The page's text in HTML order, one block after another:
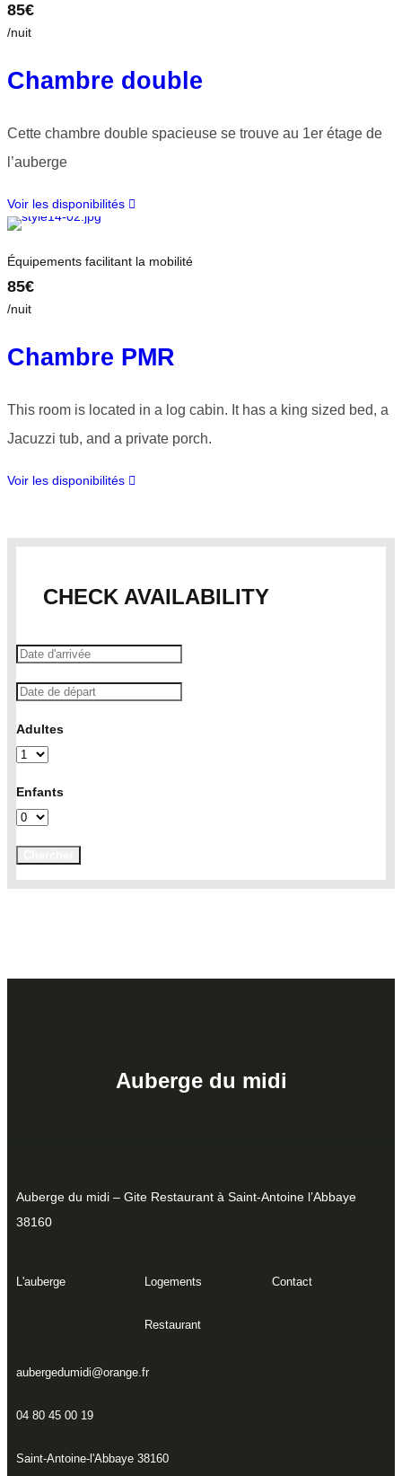
85€
/nuit
Chambre double
Cette chambre double spacieuse se trouve au 1er étage de
l’auberge
Voir les disponibilités
Équipements facilitant la mobilité
85€
/nuit
Chambre PMR
This room is located in a log cabin. It has a king sized bed, a
Jacuzzi tub, and a private porch.
Voir les disponibilités
CHECK AVAILABILITY
Adultes
Enfants
Auberge du midi
Auberge du midi – Gite Restaurant à Saint-Antoine l’Abbaye
38160
L'auberge Logements
Restaurant
Contact
aubergedumidi@orange.fr
04 80 45 00 19
Saint-Antoine-l'Abbaye 38160